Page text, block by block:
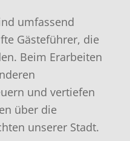
umfassend
Gästeführer, die
Beim Erarbeiten
und vertiefen
über die
unserer Stadt.